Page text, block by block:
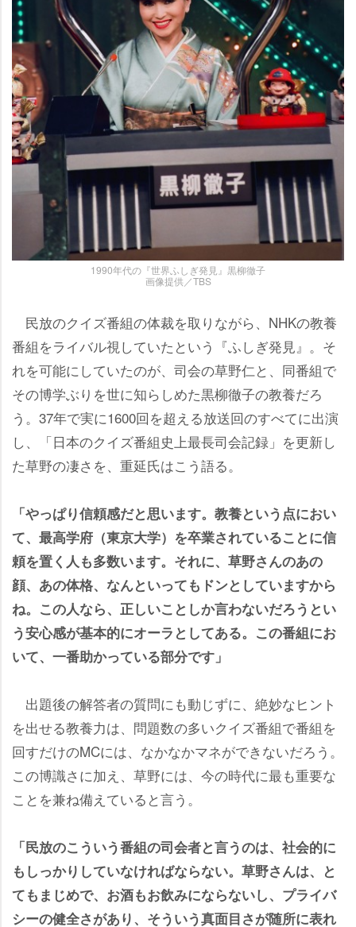
1990年代の『世界ふしぎ発見』黒柳徹子
画像提供／TBS
民放のクイズ番組の体裁を取りながら、NHKの教養
番組をライバル視していたという『ふしぎ発見』。そ
れを可能にしていたのが、司会の草野仁と、同番組で
その博学ぶりを世に知らしめた黒柳徹子の教養だろ
う。37年で実に1600回を超える放送回のすべてに出演
し、「日本のクイズ番組史上最長司会記録」を更新し
た草野の凄さを、重延氏はこう語る。
「やっぱり信頼感だと思います。教養という点におい
て、最高学府（東京大学）を卒業されていることに信
頼を置く人も多数います。それに、草野さんのあの
顔、あの体格、なんといってもドンとしていますから
ね。この人なら、正しいことしか言わないだろうとい
う安心感が基本的にオーラとしてある。この番組にお
いて、一番助かっている部分です」
出題後の解答者の質問にも動じずに、絶妙なヒント
を出せる教養力は、問題数の多いクイズ番組で番組を
回すだけのMCには、なかなかマネができないだろう。
この博識さに加え、草野には、今の時代に最も重要な
ことを兼ね備えていると言う。
「民放のこういう番組の司会者と言うのは、社会的に
もしっかりしていなければならない。草野さんは、と
てもまじめで、お酒もお飲みにならないし、プライバ
シーの健全さがあり、そういう真面目さが随所に表れ